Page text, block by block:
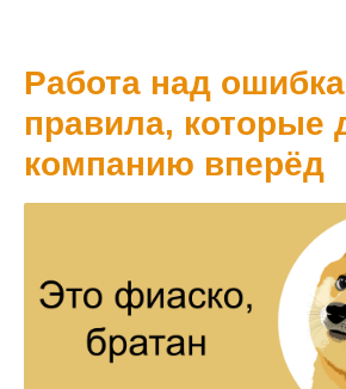
Работа над
правила, которые
компанию вперёд